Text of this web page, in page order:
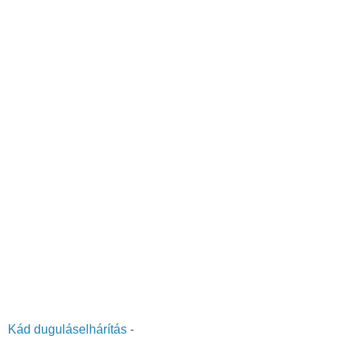
Kád duguláselhárítás -